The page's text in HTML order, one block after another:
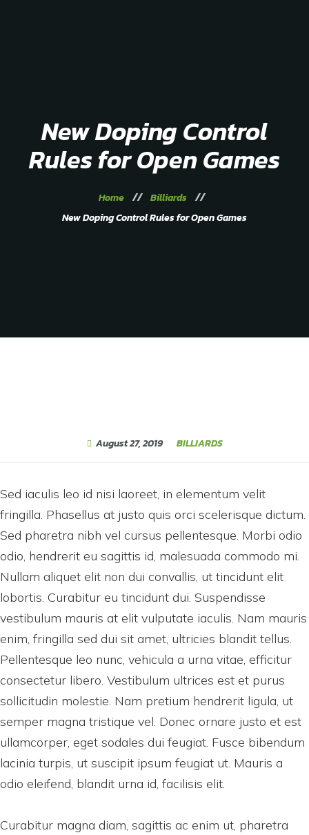
New Doping Control
Rules for Open Games
Home
Billiards
New Doping Control Rules for Open Games
August 27, 2019 BILLIARDS
Sed iaculis leo id nisi laoreet, in elementum velit
fringilla. Phasellus at justo quis orci scelerisque dictum.
Sed pharetra nibh vel cursus pellentesque. Morbi odio
odio, hendrerit eu sagittis id, malesuada commodo mi.
Nullam aliquet elit non dui convallis, ut tincidunt elit
lobortis. Curabitur eu tincidunt dui. Suspendisse
vestibulum mauris at elit vulputate iaculis. Nam mauris
enim, fringilla sed dui sit amet, ultricies blandit tellus.
Pellentesque leo nunc, vehicula a urna vitae, efficitur
consectetur libero. Vestibulum ultrices est et purus
sollicitudin molestie. Nam pretium hendrerit ligula, ut
semper magna tristique vel. Donec ornare justo et est
ullamcorper, eget sodales dui feugiat. Fusce bibendum
lacinia turpis, ut suscipit ipsum feugiat ut. Mauris a
odio eleifend, blandit urna id, facilisis elit.
Curabitur magna diam, sagittis ac enim ut, pharetra